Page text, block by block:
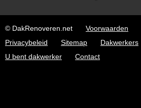
© DakRenoveren.net Voorwaarden
Privacybeleid
Sitemap Dakwerkers
U bent dakwerker
Contact